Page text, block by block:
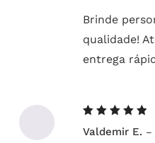
Brinde
qualidade!
entrega
5de 5
Valdemir E. –